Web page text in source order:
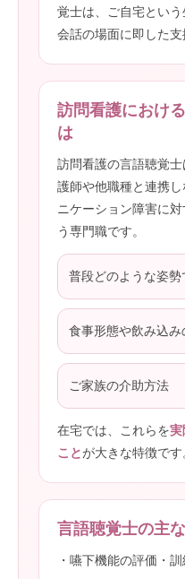
覚士は、ご自宅とい
会話の場面に即した支
訪問看護におけ
は
訪問看護の言語聴覚
護師や他職種と連携
ニケーション障害に
う専門職です。
普段どのような姿
食事形態や飲み込み
ご家族の介助方法
在宅では、これらを実
ことが大きな特徴です
言語聴覚士の主
・嚥下機能の評価・訓